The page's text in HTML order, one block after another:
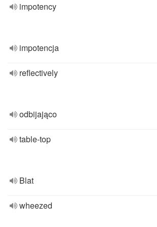
impotency
impotencja
reflectively
odbijająco
table-top
Blat
wheezed